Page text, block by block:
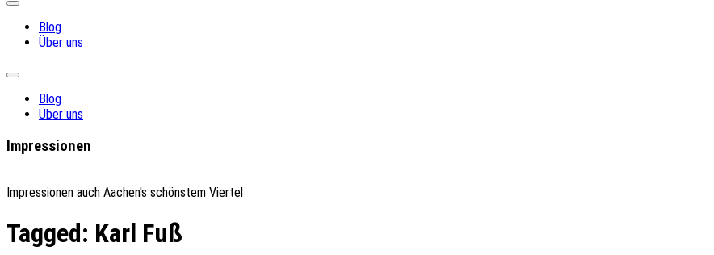
Expand
Blog
Über uns
Expand
Blog
Über uns
Impressionen
Impressionen auch Aachen's schönstem Viertel
Tagged: Karl Fuß